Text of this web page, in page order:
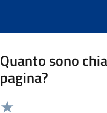
Quanto sono
pagina?